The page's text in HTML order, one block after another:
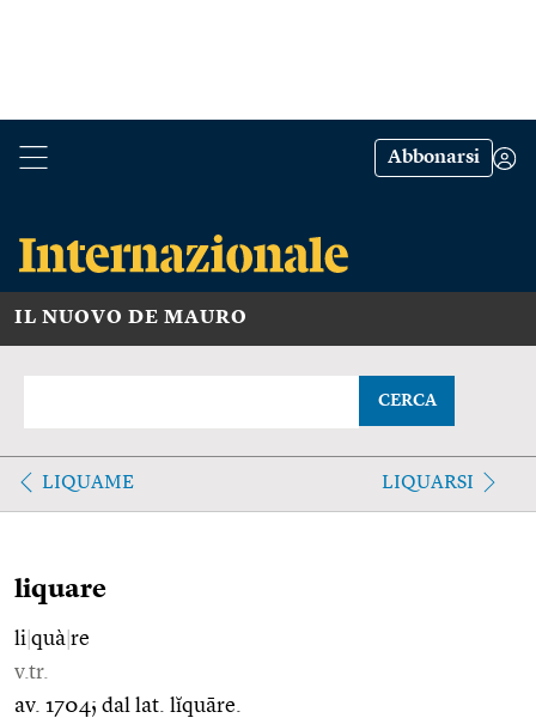
Abbonarsi
IL NUOVO DE MAURO
CERCA
LIQUAME LIQUARSI
liquare
li quà re
v.tr.
av. 1704; dal lat. lĭquāre.